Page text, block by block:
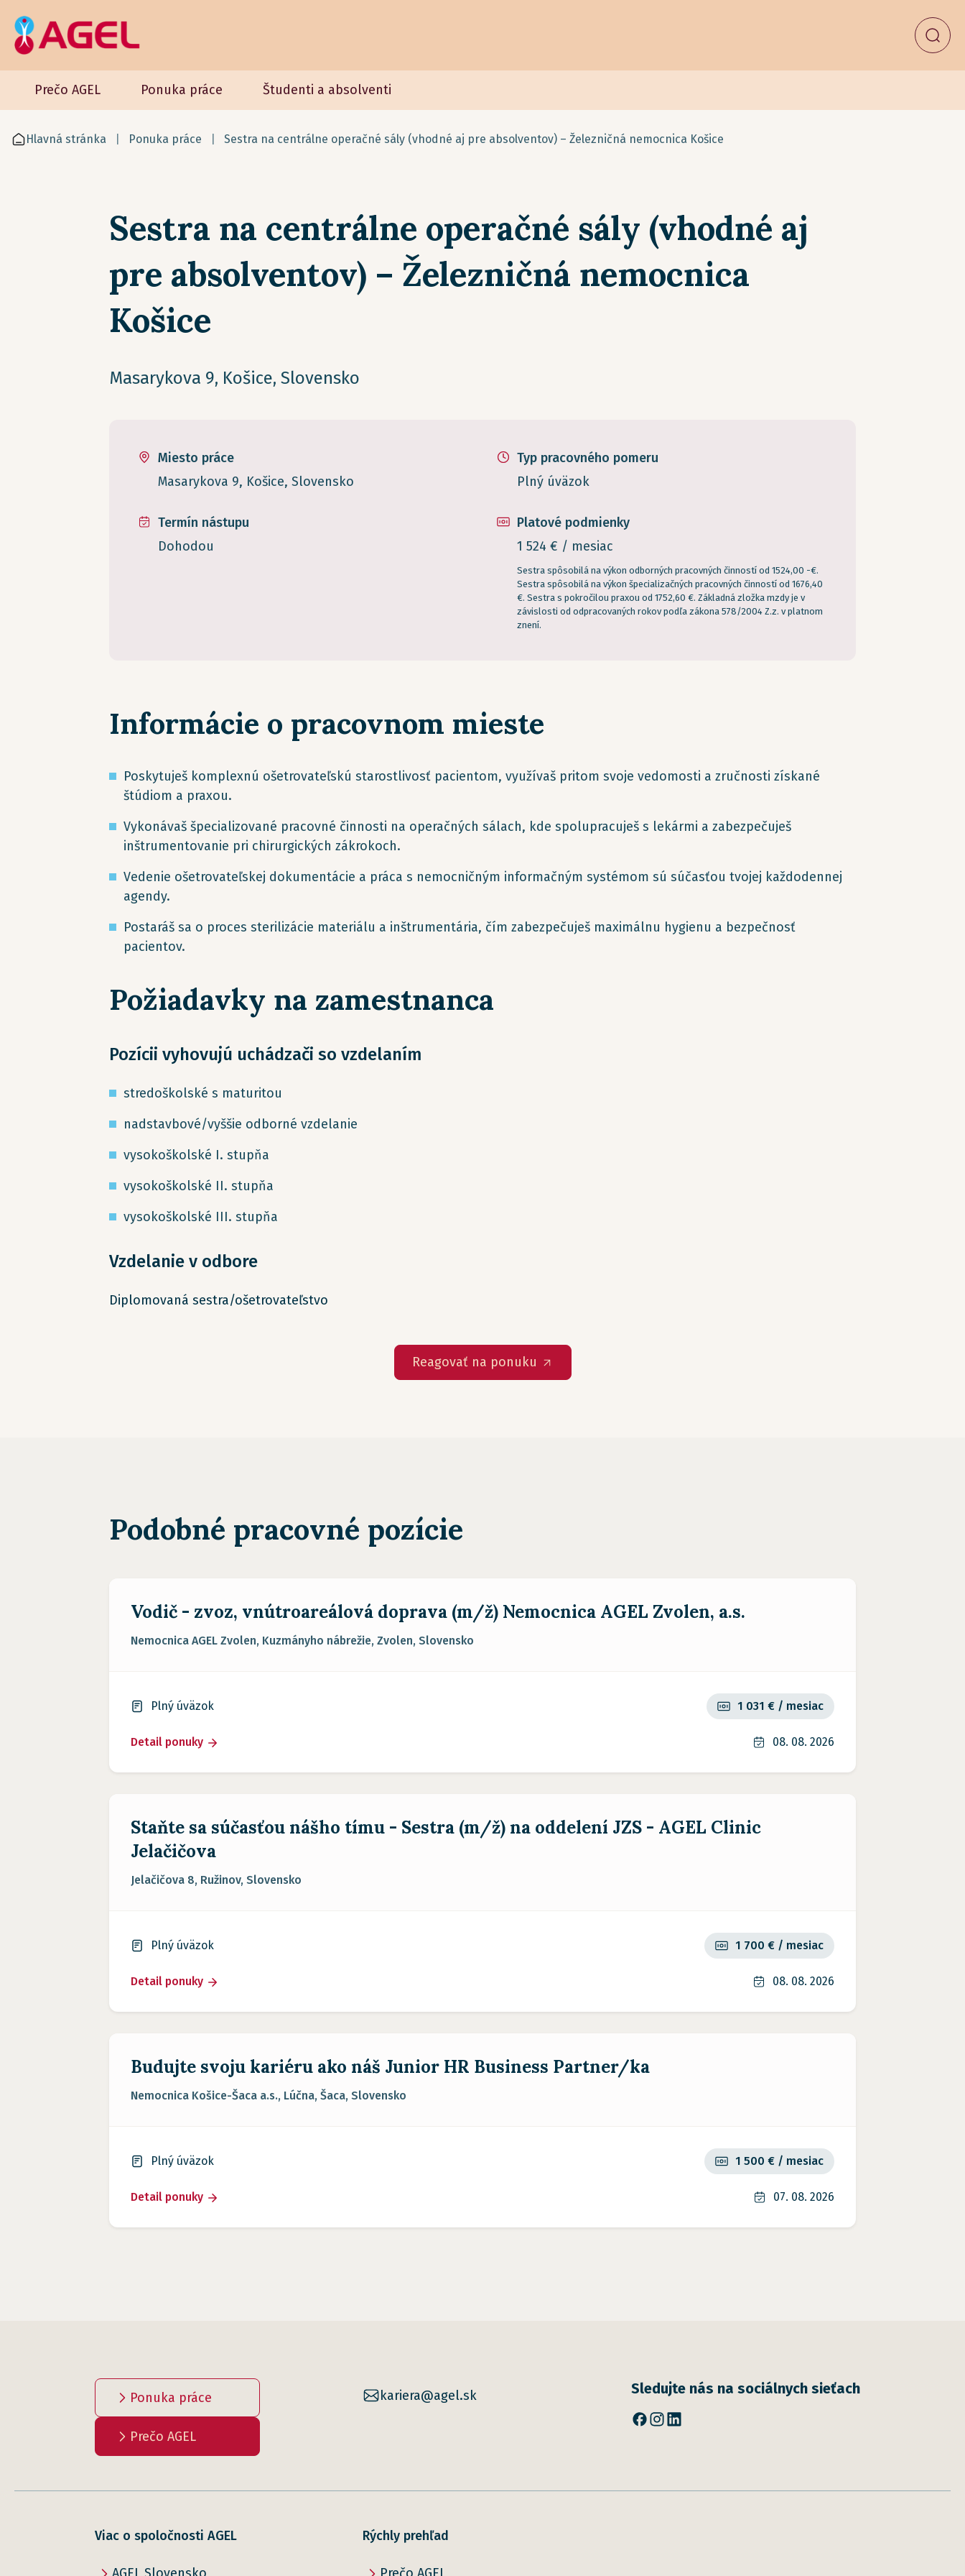
Prečo AGEL Ponuka práce Študenti a absolventi
Hlavná stránka Ponuka práce Sestra na centrálne operačné sály (vhodné aj pre absolventov) – Železničná nemocnica Košice
Sestra na centrálne operačné sály (vhodné aj
pre absolventov) – Železničná nemocnica
Košice
Masarykova 9, Košice, Slovensko
Miesto práce
Masarykova 9, Košice, Slovensko
Typ pracovného pomeru
Plný úväzok
Termín nástupu
Dohodou
Platové podmienky
1 524 € / mesiac
Sestra spôsobilá na výkon odborných pracovných činností od 1524,00 -€.
Sestra spôsobilá na výkon špecializačných pracovných činností od 1676,40
€. Sestra s pokročilou praxou od 1752,60 €. Základná zložka mzdy je v
závislosti od odpracovaných rokov podľa zákona 578/2004 Z.z. v platnom
znení.
Informácie o pracovnom mieste
Poskytuješ komplexnú ošetrovateľskú starostlivosť pacientom, využívaš pritom svoje vedomosti a zručnosti získané
štúdiom a praxou.
Vykonávaš špecializované pracovné činnosti na operačných sálach, kde spolupracuješ s lekármi a zabezpečuješ
inštrumentovanie pri chirurgických zákrokoch.
Vedenie ošetrovateľskej dokumentácie a práca s nemocničným informačným systémom sú súčasťou tvojej každodennej
agendy.
Postaráš sa o proces sterilizácie materiálu a inštrumentária, čím zabezpečuješ maximálnu hygienu a bezpečnosť
pacientov.
Požiadavky na zamestnanca
Pozícii vyhovujú uchádzači so vzdelaním
stredoškolské s maturitou
nadstavbové/vyššie odborné vzdelanie
vysokoškolské I. stupňa
vysokoškolské II. stupňa
vysokoškolské III. stupňa
Vzdelanie v odbore
Diplomovaná sestra/ošetrovateľstvo
Reagovať na ponuku
Podobné pracovné pozície
Vodič - zvoz, vnútroareálová doprava (m/ž) Nemocnica AGEL Zvolen, a.s.
Nemocnica AGEL Zvolen, Kuzmányho nábrežie, Zvolen, Slovensko
Plný úväzok 1 031 € / mesiac
Detail ponuky 08. 08. 2026
Staňte sa súčasťou nášho tímu - Sestra (m/ž) na oddelení JZS - AGEL Clinic
Jelačičova
Jelačičova 8, Ružinov, Slovensko
Plný úväzok 1 700 € / mesiac
Detail ponuky 08. 08. 2026
Budujte svoju kariéru ako náš Junior HR Business Partner/ka
Nemocnica Košice-Šaca a.s., Lúčna, Šaca, Slovensko
Plný úväzok 1 500 € / mesiac
Detail ponuky 07. 08. 2026
Ponuka práce
Prečo AGEL
kariera@agel.sk Sledujte nás na sociálnych sieťach
Viac o spoločnosti AGEL Rýchly prehľad